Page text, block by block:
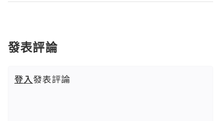
發表評論
登入發表評論